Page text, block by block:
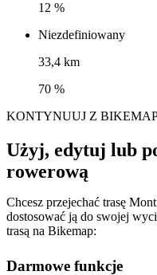
12 %
Niezdefiniowany
33,4 km
70 %
KONTYNUUJ Z
Użyj, edytuj lub
rowerową
Chcesz przejechać trasę
dostosować ją do swojej
trasą na Bikemap:
Darmowe funkcje